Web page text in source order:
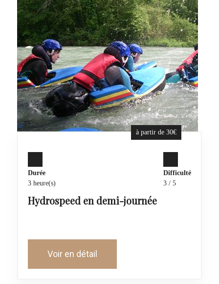
à partir de 30€
Durée
3 heure(s)
Difficulté
3 / 5
Hydrospeed en demi-journée
Voir en détail